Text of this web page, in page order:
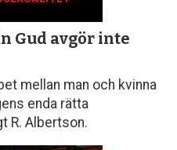
Gud avgör inte
mellan man och kvinna
enda rätta
R. Albertson.